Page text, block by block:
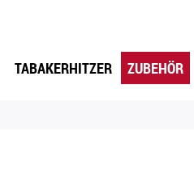
TABAKERHITZER ZUBEHÖR